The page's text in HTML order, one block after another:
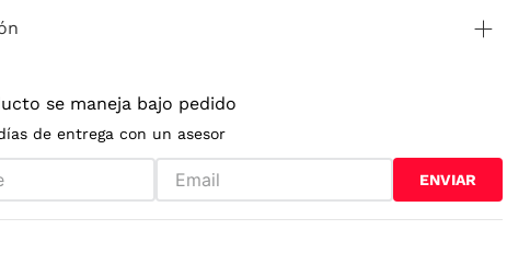
se maneja bajo pedido
de entrega con un asesor
ENVIAR